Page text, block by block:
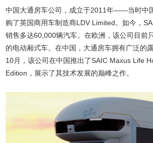
中国大通房车公司，成立于2011年——当时中
购了英国商用车制造商LDV Limited。如今，
销售多达60,000辆汽车。在欧洲，该公司目前
的电动厢式车。在中国，大通房车拥有广泛的
10月，该公司在中国推出了SAIC Maxus Life
Edition，展示了其技术发展的巅峰之作。